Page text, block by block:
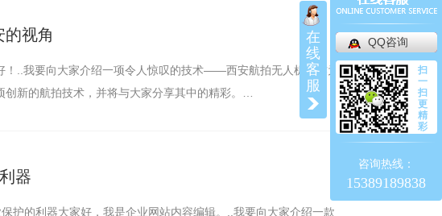
视角
！..我要向大家介绍一项令人惊叹的技术——西安航拍无人机。作为
新的航拍技术，并将与大家分享其中的精彩。…
器
护的利器大家好，我是企业网站内容编辑。..我要向大家介绍一款
在
线
客
服
QQ咨询
扫
一
扫
更
精
彩
咨询热线：
15389189838